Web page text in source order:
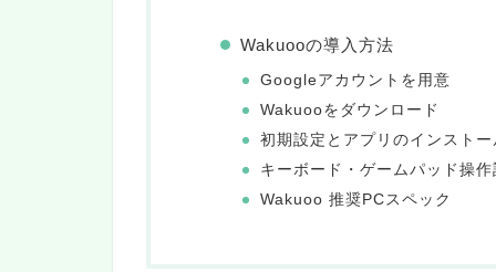
Wakuooの導入方法
Googleアカウントを用意
Wakuooをダウンロード
初期設定とアプリのインストー
キーボード・ゲームパッド操作
Wakuoo 推奨PCスペック